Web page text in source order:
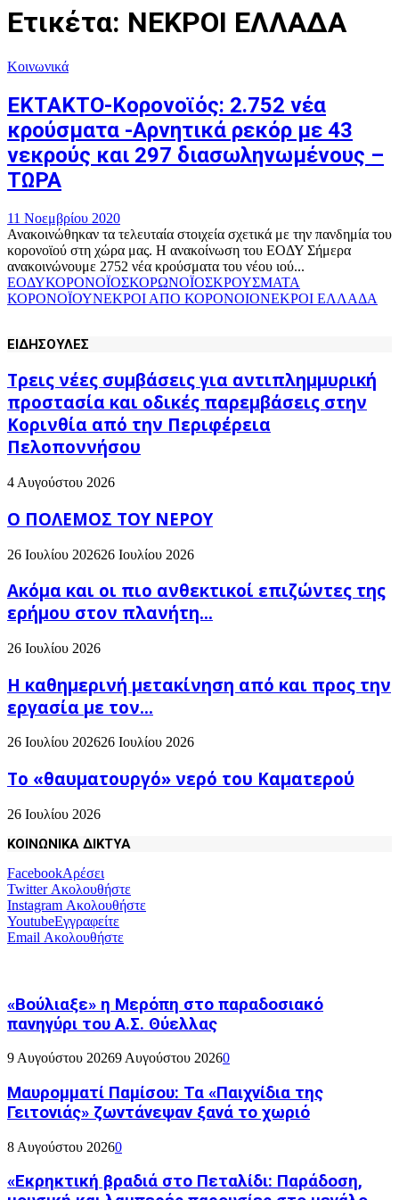
Ετικέτα: ΝΕΚΡΟΙ ΕΛΛΑΔΑ
Κοινωνικά
ΕΚΤΑΚΤΟ-Κορονοϊός: 2.752 νέα
κρούσματα -Αρνητικά ρεκόρ με 43
νεκρούς και 297 διασωληνωμένους –
ΤΩΡΑ
11 Νοεμβρίου 2020
Ανακοινώθηκαν τα τελευταία στοιχεία σχετικά με την πανδημία του
κορονοϊού στη χώρα μας. Η ανακοίνωση του ΕΟΔΥ Σήμερα
ανακοινώνουμε 2752 νέα κρούσματα του νέου ιού...
ΕΟΔΥΚΟΡΟΝΟΪΟΣΚΟΡΩΝΟΪΟΣΚΡΟΥΣΜΑΤΑ
ΚΟΡΟΝΟΪΟΥΝΕΚΡΟΙ ΑΠΟ ΚΟΡΟΝΟΙΟΝΕΚΡΟΙ ΕΛΛΑΔΑ
ΕΙΔΗΣΟΥΛΕΣ
Τρεις νέες συμβάσεις για αντιπλημμυρική
προστασία και οδικές παρεμβάσεις στην
Κορινθία από την Περιφέρεια
Πελοποννήσου
4 Αυγούστου 2026
Ο ΠΟΛΕΜΟΣ ΤΟΥ ΝΕΡΟΥ
26 Ιουλίου 202626 Ιουλίου 2026
Ακόμα και οι πιο ανθεκτικοί επιζώντες της
ερήμου στον πλανήτη...
26 Ιουλίου 2026
H καθημερινή μετακίνηση από και προς την
εργασία με τον...
26 Ιουλίου 202626 Ιουλίου 2026
Το «θαυματουργό» νερό του Καματερού
26 Ιουλίου 2026
ΚΟΙΝΩΝΙΚΑ ΔΙΚΤΥΑ
FacebookΑρέσει
TwitterΑκολουθήστε
Instagram Ακολουθήστε
YoutubeΕγγραφείτε
Email Ακολουθήστε
«Βούλιαξε» η Μερόπη στο παραδοσιακό
πανηγύρι του Α.Σ. Θύελλας
9 Αυγούστου 20269 Αυγούστου 20260
Μαυρομματί Παμίσου: Τα «Παιχνίδια της
Γειτονιάς» ζωντάνεψαν ξανά το χωριό
8 Αυγούστου 20260
«Εκρηκτική βραδιά στο Πεταλίδι: Παράδοση,